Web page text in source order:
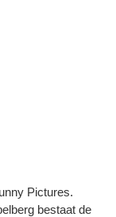
Pictures.
bestaat de